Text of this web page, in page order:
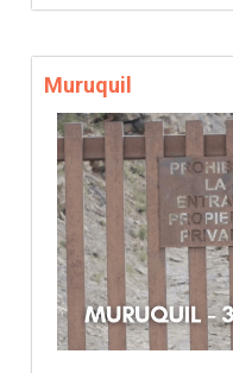
Muruquil